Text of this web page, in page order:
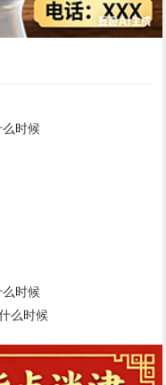
时候
时候
么时候